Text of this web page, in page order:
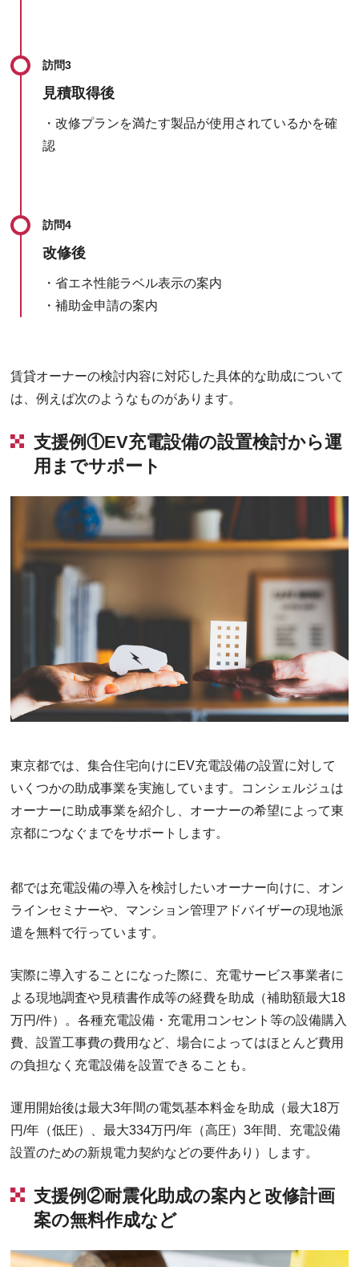
訪問3
見積取得後
・改修プランを満たす製品が使用されているかを確
認
訪問4
改修後
・省エネ性能ラベル表示の案内
・補助金申請の案内
賃貸オーナーの検討内容に対応した具体的な助成について
は、例えば次のようなものがあります。
支援例①EV充電設備の設置検討から運
用までサポート
東京都では、集合住宅向けにEV充電設備の設置に対して
いくつかの助成事業を実施しています。コンシェルジュは
オーナーに助成事業を紹介し、オーナーの希望によって東
京都につなぐまでをサポートします。
都では充電設備の導入を検討したいオーナー向けに、オン
ラインセミナーや、マンション管理アドバイザーの現地派
遣を無料で行っています。
実際に導入することになった際に、充電サービス事業者に
よる現地調査や見積書作成等の経費を助成（補助額最大18
万円/件）。各種充電設備・充電用コンセント等の設備購入
費、設置工事費の費用など、場合によってはほとんど費用
の負担なく充電設備を設置できることも。
運用開始後は最大3年間の電気基本料金を助成（最大18万
円/年（低圧）、最大334万円/年（高圧）3年間、充電設備
設置のための新規電力契約などの要件あり）します。
支援例②耐震化助成の案内と改修計画
案の無料作成など